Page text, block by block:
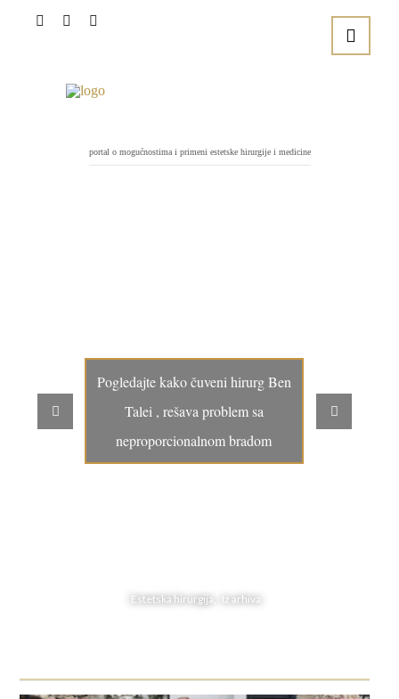
portal o mogućnostima i primeni estetske hirurgije i medicine
Pogledajte kako čuveni hirurg Ben
Talei , rešava problem sa
neproporcionalnom bradom
Estetska hirurgija, Iz arhiva